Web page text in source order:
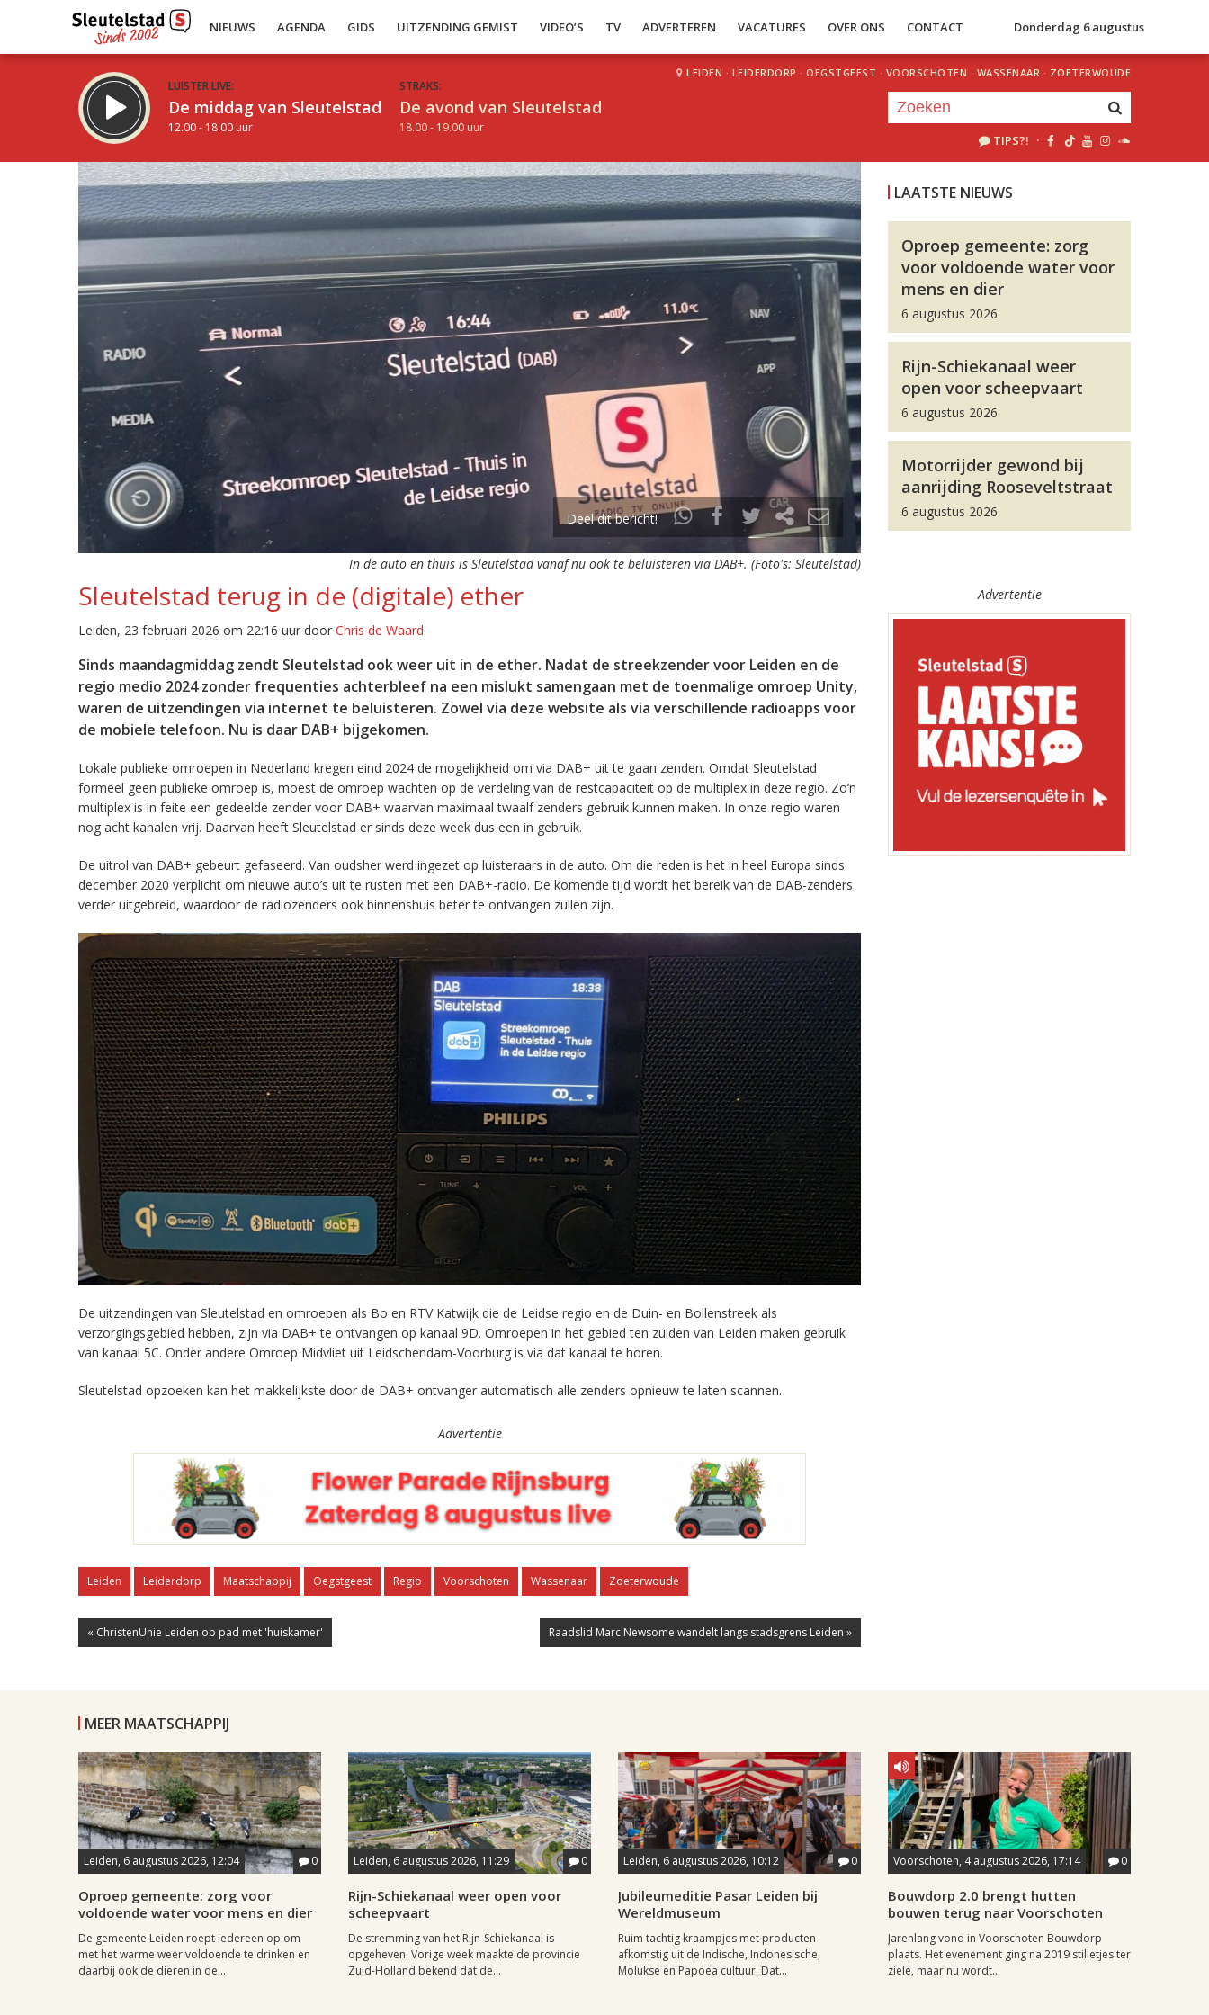
NIEUWS AGENDA GIDS UITZENDING GEMIST VIDEO’S TV ADVERTEREN VACATURES OVER ONS CONTACT Donderdag 6 augustus
LUISTER LIVE:
De middag van Sleutelstad
12.00 - 18.00 uur
STRAKS:
De avond van Sleutelstad
18.00 - 19.00 uur
LEIDEN · LEIDERDORP · OEGSTGEEST · VOORSCHOTEN · WASSENAAR · ZOETERWOUDE
TIPS?! ·
Deel dit bericht!
In de auto en thuis is Sleutelstad vanaf nu ook te beluisteren via DAB+. (Foto's: Sleutelstad)
Sleutelstad terug in de (digitale) ether
Leiden, 23 februari 2026 om 22:16 uur door Chris de Waard
Sinds maandagmiddag zendt Sleutelstad ook weer uit in de ether. Nadat de streekzender voor Leiden en de
regio medio 2024 zonder frequenties achterbleef na een mislukt samengaan met de toenmalige omroep Unity,
waren de uitzendingen via internet te beluisteren. Zowel via deze website als via verschillende radioapps voor
de mobiele telefoon. Nu is daar DAB+ bijgekomen.
Lokale publieke omroepen in Nederland kregen eind 2024 de mogelijkheid om via DAB+ uit te gaan zenden. Omdat Sleutelstad
formeel geen publieke omroep is, moest de omroep wachten op de verdeling van de restcapaciteit op de multiplex in deze regio. Zo’n
multiplex is in feite een gedeelde zender voor DAB+ waarvan maximaal twaalf zenders gebruik kunnen maken. In onze regio waren
nog acht kanalen vrij. Daarvan heeft Sleutelstad er sinds deze week dus een in gebruik.
De uitrol van DAB+ gebeurt gefaseerd. Van oudsher werd ingezet op luisteraars in de auto. Om die reden is het in heel Europa sinds
december 2020 verplicht om nieuwe auto’s uit te rusten met een DAB+-radio. De komende tijd wordt het bereik van de DAB-zenders
verder uitgebreid, waardoor de radiozenders ook binnenshuis beter te ontvangen zullen zijn.
De uitzendingen van Sleutelstad en omroepen als Bo en RTV Katwijk die de Leidse regio en de Duin- en Bollenstreek als
verzorgingsgebied hebben, zijn via DAB+ te ontvangen op kanaal 9D. Omroepen in het gebied ten zuiden van Leiden maken gebruik
van kanaal 5C. Onder andere Omroep Midvliet uit Leidschendam-Voorburg is via dat kanaal te horen.
Sleutelstad opzoeken kan het makkelijkste door de DAB+ ontvanger automatisch alle zenders opnieuw te laten scannen.
Advertentie
Leiden Leiderdorp Maatschappij Oegstgeest Regio Voorschoten Wassenaar Zoeterwoude
« ChristenUnie Leiden op pad met 'huiskamer' Raadslid Marc Newsome wandelt langs stadsgrens Leiden »
LAATSTE NIEUWS
Oproep gemeente: zorg
voor voldoende water voor
mens en dier
6 augustus 2026
Rijn-Schiekanaal weer
open voor scheepvaart
6 augustus 2026
Motorrijder gewond bij
aanrijding Rooseveltstraat
6 augustus 2026
Advertentie
MEER MAATSCHAPPIJ
Leiden, 6 augustus 2026, 12:04 0
Oproep gemeente: zorg voor
voldoende water voor mens en dier
De gemeente Leiden roept iedereen op om
met het warme weer voldoende te drinken en
daarbij ook de dieren in de...
Leiden, 6 augustus 2026, 11:29 0
Rijn-Schiekanaal weer open voor
scheepvaart
De stremming van het Rijn-Schiekanaal is
opgeheven. Vorige week maakte de provincie
Zuid-Holland bekend dat de...
Leiden, 6 augustus 2026, 10:12 0
Jubileumeditie Pasar Leiden bij
Wereldmuseum
Ruim tachtig kraampjes met producten
afkomstig uit de Indische, Indonesische,
Molukse en Papoea cultuur. Dat...
Voorschoten, 4 augustus 2026, 17:14 0
Bouwdorp 2.0 brengt hutten
bouwen terug naar Voorschoten
Jarenlang vond in Voorschoten Bouwdorp
plaats. Het evenement ging na 2019 stilletjes ter
ziele, maar nu wordt...